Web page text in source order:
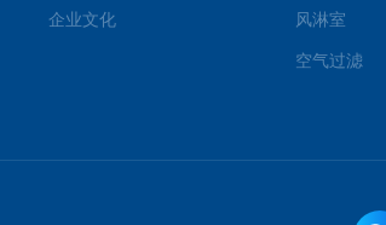
企业文化 风淋室
空气过滤